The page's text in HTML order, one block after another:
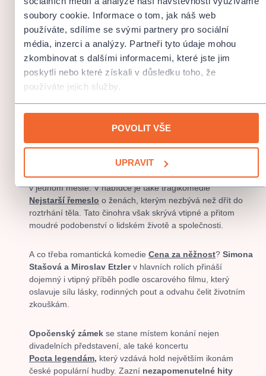
soubory cookie. Informace o tom, jak náš web
používáte, sdílíme se svými partnery pro sociální
média, inzerci a analýzy. Partneři tyto údaje mohou
zkombinovat s dalšími informacemi, které jste jim
poskytli nebo které získali v důsledku toho, že
používáte jejich služby.
POVOLIT VŠE
UPRAVIT
V kraji na severovýchodě Čech se můžete vydat za
kulturními zážitky na několik letních scén – do
Lesního
divadla Chlum, nazámek Opočno,
hospitál Kuks
zámek v Hrádku u Nechanic
komediiKouči v nesnázích, dále hru slavného
kanadského autora Norma Fostera Za dveřmi kanceláří
kde se prolíná šest osudů a příběhů lidí různých profesí
v jednom městě. V nabídce je také tragikomedie
Nejstarší řemeslo o ženách, kterým nezbývá než dřít do
roztrhání těla. Tato činohra však skrývá vtipné a přitom
moudré podobenství o lidském životě a společnosti.
A co třeba romantická komedie Cena za něžnost? Simona
Stašová a Miroslav Etzlerv hlavních rolích přináší
dojemný i vtipný příběh podle oscarového filmu, který
oslavuje sílu lásky, rodinných pout a odvahu čelit životním
zkouškám.
Opočenský zámek se stane místem konání nejen
divadelních představení, ale také koncertu
Pocta legendám, který vzdává hold největším ikonám
české populární hudby. Zazní nezapomenutelné hity